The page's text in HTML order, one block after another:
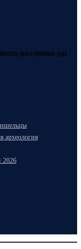
миллионов раз
археология
2026